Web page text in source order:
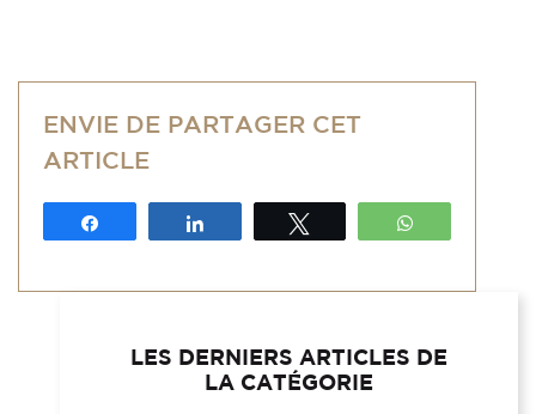
ENVIE DE PARTAGER CET
ARTICLE
LES DERNIERS ARTICLES DE
LA CATÉGORIE